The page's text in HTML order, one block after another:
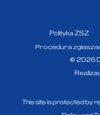
©2026
Polityka ZSZ
Procedura
This site is protected by